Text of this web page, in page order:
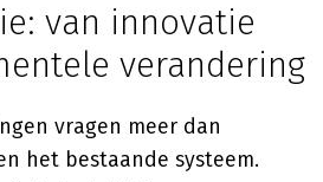
van innovatie
verandering
vragen meer dan
het bestaande systeem.